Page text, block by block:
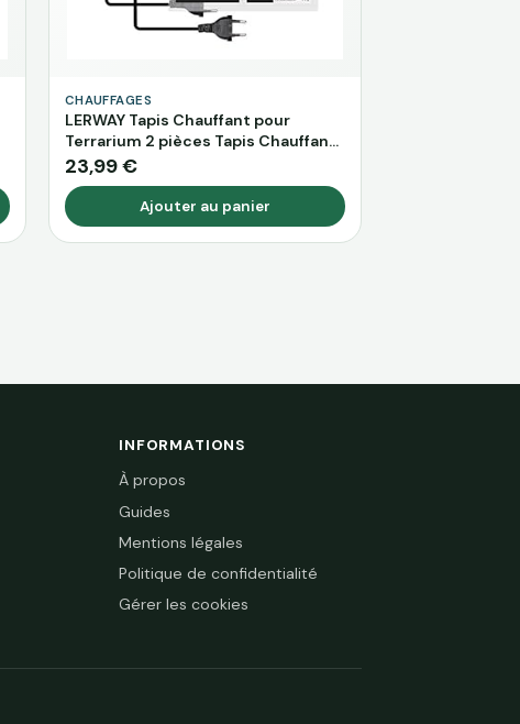
CHAUFFAGES
LERWAY Tapis Chauffant pour
Terrarium 2 pièces Tapis Chauffant
pour Aquarium Vivarium
Imperméable Contrôleur de
Température pour Reptiles Lézards
Geckos Serpents Tortues Araignées
(2 pièces -14W)
23,99 €
Ajouter au panier
INFORMATIONS
À propos
Guides
Mentions légales
Politique de confidentialité
Gérer les cookies